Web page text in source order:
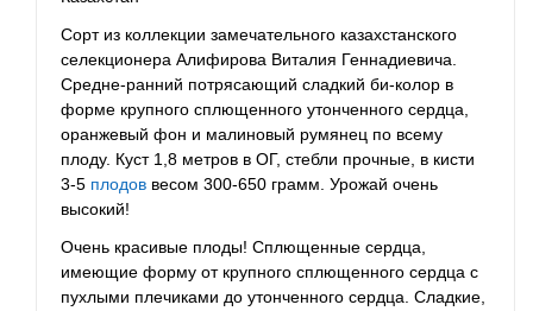
Сорт из коллекции замечательного казахстанского
селекционера Алифирова Виталия Геннадиевича.
Средне-ранний потрясающий сладкий би-колор в
форме крупного сплющенного утонченного сердца,
оранжевый фон и малиновый румянец по всему
плоду. Куст 1,8 метров в ОГ, стебли прочные, в кисти
3-5 плодов весом 300-650 грамм. Урожай очень
высокий!
Очень красивые плоды! Сплющенные сердца,
имеющие форму от крупного сплющенного сердца с
пухлыми плечиками до утонченного сердца. Сладкие,